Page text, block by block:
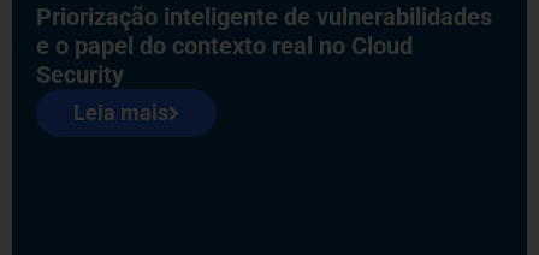
Priorização inteligente de vulnerabilidades
e o papel do contexto real no Cloud
Security
Leia mais